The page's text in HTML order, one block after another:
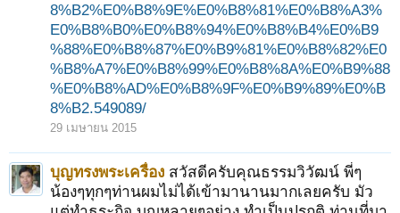
8%B2%E0%B8%9E%E0%B8%81%E0%B8%A3%
E0%B8%B0%E0%B8%94%E0%B8%B4%E0%B9
%88%E0%B8%87%E0%B9%81%E0%B8%82%E0
%B8%A7%E0%B8%99%E0%B8%8A%E0%B9%88
%E0%B8%AD%E0%B8%9F%E0%B9%89%E0%B
8%B2.549089/
29 เมษายน 2015
บุญทรงพระเครื่อง สวัสดีครับคุณธรรมวิวัฒน์ พี่ๆ
น้องๆทุกๆท่านผมไม่ได้เข้ามานานมากเลยครับ มัว